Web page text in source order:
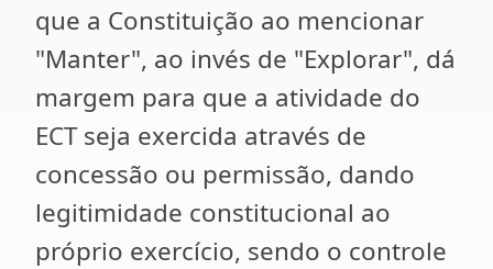
que a Constituição ao mencionar
"Manter", ao invés de "Explorar", dá
margem para que a atividade do
ECT seja exercida através de
concessão ou permissão, dando
legitimidade constitucional ao
próprio exercício, sendo o controle